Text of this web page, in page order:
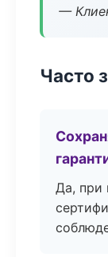
—
Часто
Да, при